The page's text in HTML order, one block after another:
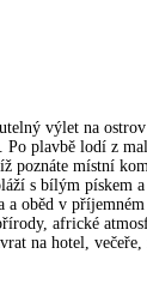
výlet na ostrov
plavbě lodí z
poznáte místní
s bílým pískem
a oběd v
africké
na hotel, večeře,